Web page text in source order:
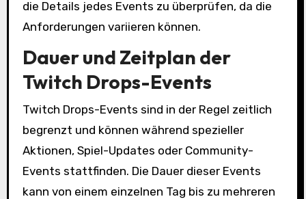
die Details jedes Events zu überprüfen, da die
Anforderungen variieren können.
Dauer und Zeitplan der
Twitch Drops-Events
Twitch Drops-Events sind in der Regel zeitlich
begrenzt und können während spezieller
Aktionen, Spiel-Updates oder Community-
Events stattfinden. Die Dauer dieser Events
kann von einem einzelnen Tag bis zu mehreren